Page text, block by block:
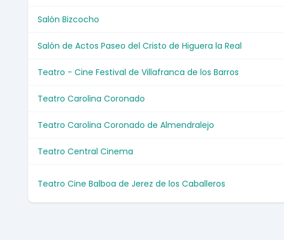
Salón Bizcocho
Salón de Actos Paseo del Cristo de Higuera la Real
Teatro - Cine Festival de Villafranca de los Barros
Teatro Carolina Coronado
Teatro Carolina Coronado de Almendralejo
Teatro Central Cinema
Teatro Cine Balboa de Jerez de los Caballeros